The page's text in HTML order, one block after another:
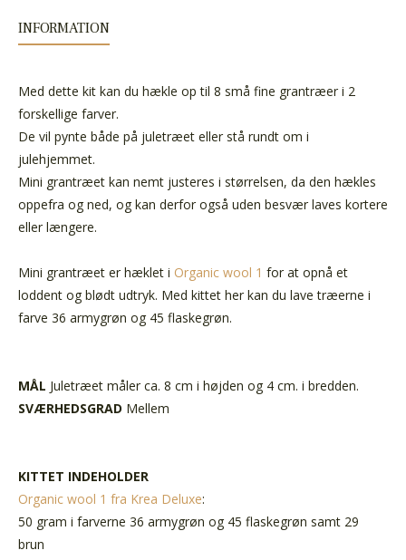
INFORMATION
Med dette kit kan du hækle op til 8 små fine grantræer i 2
forskellige farver.
De vil pynte både på juletræet eller stå rundt om i
julehjemmet.
Mini grantræet kan nemt justeres i størrelsen, da den hækles
oppefra og ned, og kan derfor også uden besvær laves kortere
eller længere.
Mini grantræet er hæklet i Organic wool 1 for at opnå et
loddent og blødt udtryk. Med kittet her kan du lave træerne i
farve 36 armygrøn og 45 flaskegrøn.
MÅL Juletræet måler ca. 8 cm i højden og 4 cm. i bredden.
SVÆRHEDSGRAD Mellem
KITTET INDEHOLDER
Organic wool 1 fra Krea Deluxe:
50 gram i farverne 36 armygrøn og 45 flaskegrøn samt 29
brun